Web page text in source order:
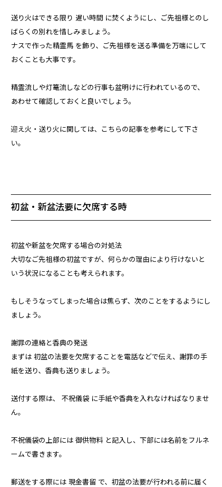
送り火はできる限り 遅い時間 に焚くようにし、ご先祖様とのし
ばらくの別れを惜しみましょう。
ナスで作った精霊馬 を飾り、ご先祖様を送る準備を万端にして
おくことも大事です。
精霊流しや灯篭流しなどの行事も盆明けに行われているので、
あわせて確認しておくと良いでしょう。
迎え火・送り火に関しては、こちらの記事を参考にして下さ
い。
初盆・新盆法要に欠席する時
初盆や新盆を欠席する場合の対処法
大切なご先祖様の初盆ですが、何らかの理由により行けないと
いう状況になることも考えられます。
もしそうなってしまった場合は焦らず、次のことをするようにし
ましょう。
謝罪の連絡と香典の発送
まずは 初盆の法要を欠席することを電話などで伝え、謝罪の手
紙を送り、香典も送りましょう。
送付する際は、 不祝儀袋 に手紙や香典を入れなければなりませ
ん。
不祝儀袋の上部には 御供物料 と記入し、下部には名前をフルネ
ームで書きます。
郵送をする際には 現金書留 で、初盆の法要が行われる前に届く